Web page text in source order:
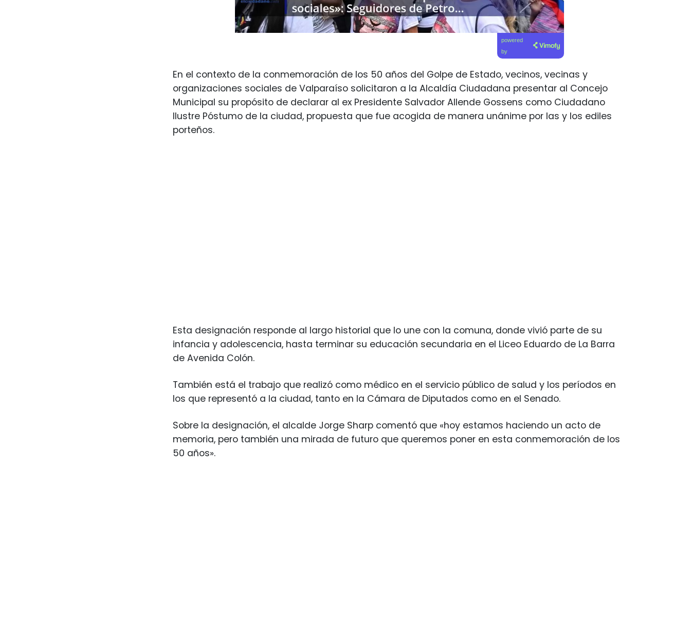
powered
by
En el contexto de la conmemoración de los 50 años del Golpe de Estado, vecinos, vecinas y
organizaciones sociales de Valparaíso solicitaron a la Alcaldía Ciudadana presentar al Concejo
Municipal su propósito de declarar al ex Presidente Salvador Allende Gossens como Ciudadano
Ilustre Póstumo de la ciudad, propuesta que fue acogida de manera unánime por las y los ediles
porteños.
Esta designación responde al largo historial que lo une con la comuna, donde vivió parte de su
infancia y adolescencia, hasta terminar su educación secundaria en el Liceo Eduardo de La Barra
de Avenida Colón.
También está el trabajo que realizó como médico en el servicio público de salud y los períodos en
los que representó a la ciudad, tanto en la Cámara de Diputados como en el Senado.
Sobre la designación, el alcalde Jorge Sharp comentó que «hoy estamos haciendo un acto de
memoria, pero también una mirada de futuro que queremos poner en esta conmemoración de los
50 años».